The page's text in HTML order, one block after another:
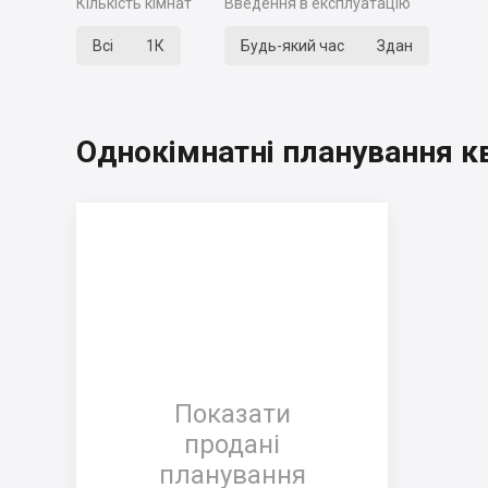
Всі 1К Будь-який час Здан
Однокімнатні планування
Показати
продані
планування